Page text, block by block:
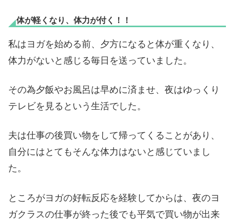
体が軽くなり、体力が付く！！
私はヨガを始める前、夕方になると体が重くなり、
体力がないと感じる毎日を送っていました。
その為夕飯やお風呂は早めに済ませ、夜はゆっくり
テレビを見るという生活でした。
夫は仕事の後買い物をして帰ってくることがあり、
自分にはとてもそんな体力はないと感じていまし
た。
ところがヨガの好転反応を経験してからは、夜のヨ
ガクラスの仕事が終った後でも平気で買い物が出来